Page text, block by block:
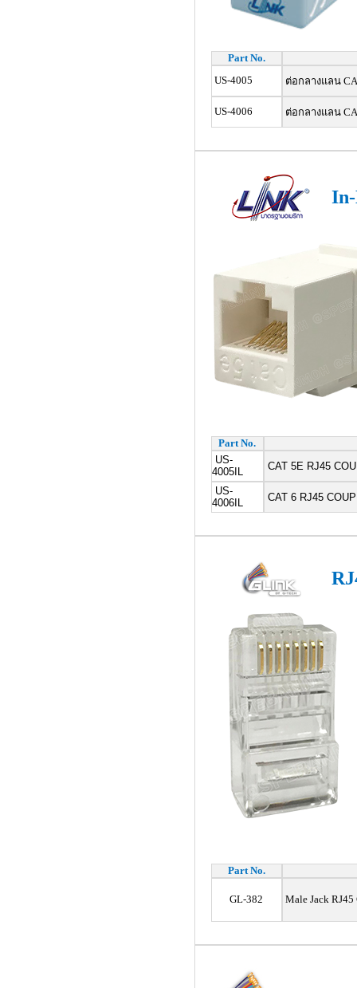
Part No.
US-4005
ต่อกลางแลน
US-4006 ต่อกลางแลน
Part No.
US-
4005IL
CAT 5E RJ45
US-
4006IL
CAT 6 RJ45
Part No.
GL-382 Male Jack RJ45